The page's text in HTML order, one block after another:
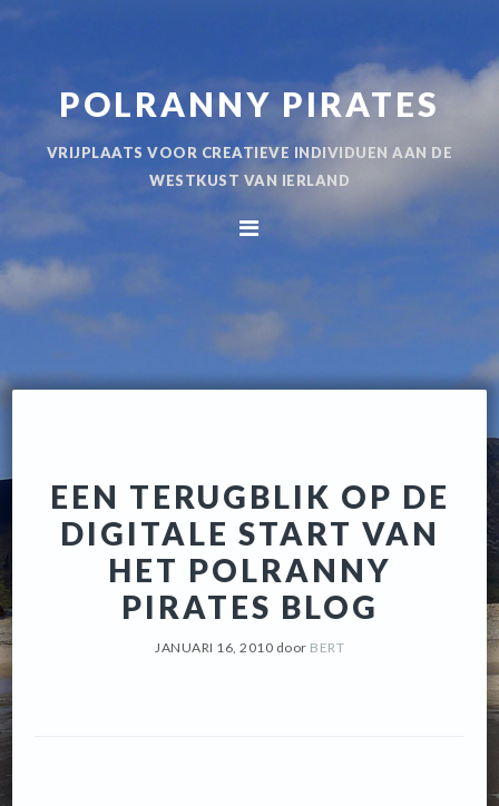
hoofdnavigatie
hoofd
inhoud
POLRANNY PIRATES
VRIJPLAATS VOOR CREATIEVE INDIVIDUEN AAN DE
WESTKUST VAN IERLAND
EEN TERUGBLIK OP DE
DIGITALE START VAN
HET POLRANNY
PIRATES BLOG
JANUARI 16, 2010 door BERT